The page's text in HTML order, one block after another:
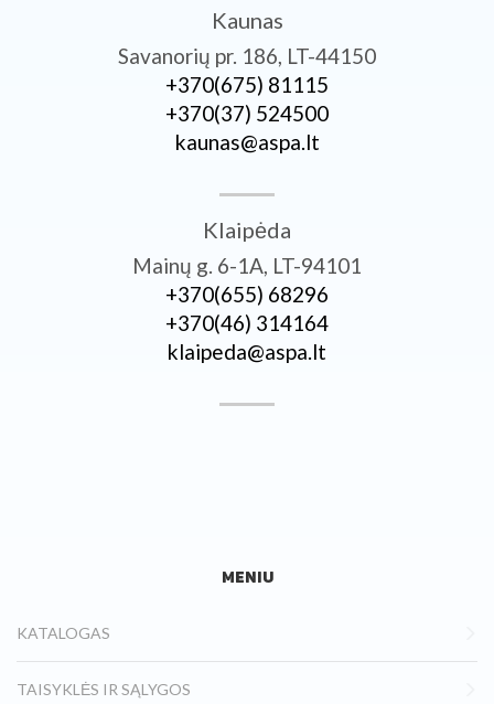
Kaunas
Savanorių pr. 186, LT-44150
+370­(675) 81115
+370­(37) 524500
kaunas@aspa.lt
Klaipėda
Mainų g. 6-1A, LT-94101
+370­(655) 68296
+370­(46) 314164
klaipeda@aspa.lt
MENIU
KATALOGAS
TAISYKLĖS IR SĄLYGOS